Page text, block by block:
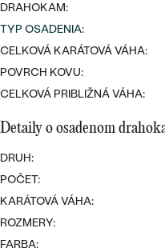
DRAHOKAM:
TYP OSADENIA:
CELKOVÁ KARÁTOVÁ VÁHA:
POVRCH KOVU:
CELKOVÁ PRIBLIŽNÁ VÁHA:
Detaily o osadenom
DRUH:
POČET:
KARÁTOVÁ VÁHA:
ROZMERY:
FARBA: